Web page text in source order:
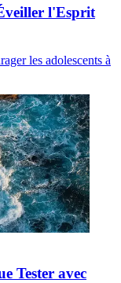
l'Esprit
les adolescents à
Tester avec